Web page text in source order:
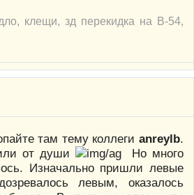
клещи, зд перекидка на В-54,
там тему коллеги anreylb.
от души
Но много
Изначально пришли левые
левым, оказалось